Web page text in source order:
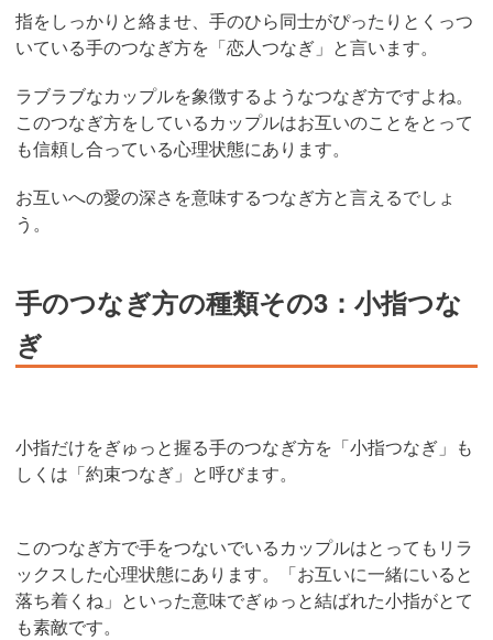
指をしっかりと絡ませ、手のひら同士がぴったりとくっつ
いている手のつなぎ方を「恋人つなぎ」と言います。
ラブラブなカップルを象徴するようなつなぎ方ですよね。
このつなぎ方をしているカップルはお互いのことをとって
も信頼し合っている心理状態にあります。
お互いへの愛の深さを意味するつなぎ方と言えるでしょ
う。
手のつなぎ方の種類その3：小指つな
ぎ
小指だけをぎゅっと握る手のつなぎ方を「小指つなぎ」も
しくは「約束つなぎ」と呼びます。
このつなぎ方で手をつないでいるカップルはとってもリラ
ックスした心理状態にあります。「お互いに一緒にいると
落ち着くね」といった意味でぎゅっと結ばれた小指がとて
も素敵です。